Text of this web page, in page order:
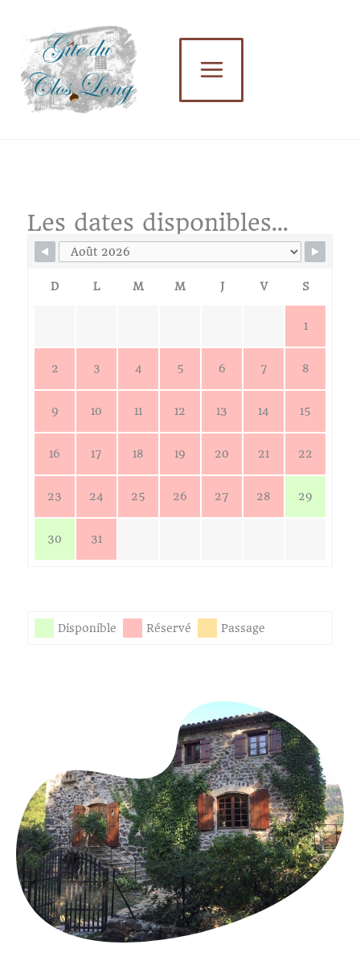
contenu
Les dates disponibles...
D L M M J V S
1
2 3 4 5 6 7 8
9 10 11 12 13 14 15
16 17 18 19 20 21 22
23 24 25 26 27 28 29
30 31
Disponible Réservé Passage